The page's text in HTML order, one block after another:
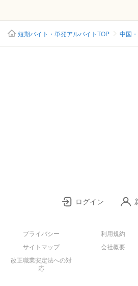
短期バイト・単発アルバイトTOP 中国
ログイン
プライバシー 利用規約
サイトマップ
会社概要
改正職業安定法への対
応